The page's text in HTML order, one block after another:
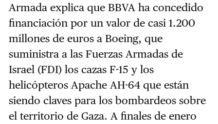
Armada explica que BBVA ha concedido
financiación por un valor de casi 1.200
millones de euros a Boeing, que
suministra a las Fuerzas Armadas de
Israel (FDI) los cazas F-15 y los
helicópteros Apache AH-64 que están
siendo claves para los bombardeos sobre
el territorio de Gaza. A finales de enero